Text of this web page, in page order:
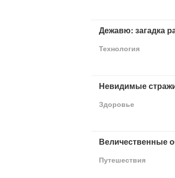
Дежавю: загадка
Технология
Невидимые
Здоровье
Величественные
Путешествия